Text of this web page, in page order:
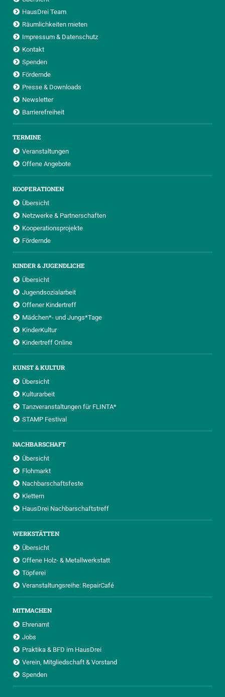
HausDrei Team
Räumlichkeiten mieten
Impressum & Datenschutz
Kontakt
Spenden
Fördernde
Presse & Downloads
Newsletter
Barrierefreiheit
TERMINE
Veranstaltungen
Offene Angebote
KOOPERATIONEN
Übersicht
Netzwerke & Partnerschaften
Kooperationsprojekte
Fördernde
KINDER & JUGENDLICHE
Übersicht
Jugendsozialarbeit
Offener Kindertreff
Mädchen*- und Jungs*Tage
KinderKultur
Kindertreff Online
KUNST & KULTUR
Übersicht
Kulturarbeit
Tanzveranstaltungen für FLINTA*
STAMP Festival
NACHBARSCHAFT
Übersicht
Flohmarkt
Nachbarschaftsfeste
Klettern
HausDrei Nachbarschaftstreff
WERKSTÄTTEN
Übersicht
Offene Holz- & Metallwerkstatt
Töpferei
Veranstaltungsreihe: RepairCafé
MITMACHEN
Ehrenamt
Jobs
Praktika & BFD im HausDrei
Verein, Mitgliedschaft & Vorstand
Spenden